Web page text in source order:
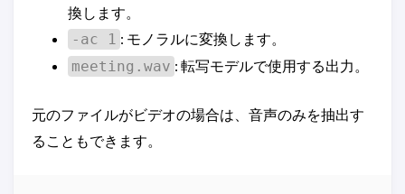
換します。
-ac 1 : モノラルに変換します。
meeting.wav : 転写モデルで使用する出力。
元のファイルがビデオの場合は、音声のみを抽出す
ることもできます。